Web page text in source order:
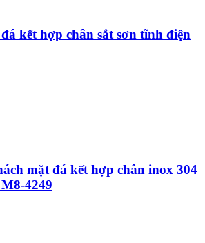
kết hợp chân sắt sơn tĩnh điện
mặt đá kết hợp chân inox 304
4249